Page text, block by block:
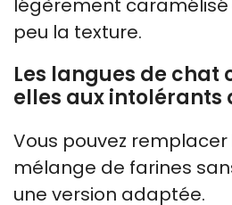
légèrement
peu la texture.
Les langues de chat
elles aux intolérants
Vous pouvez
mélange de farines
une version adaptée.